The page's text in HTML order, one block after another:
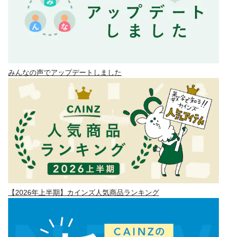
みんなの声でアップデートしました
【2026年上半期】カインズ人気商品ランキング